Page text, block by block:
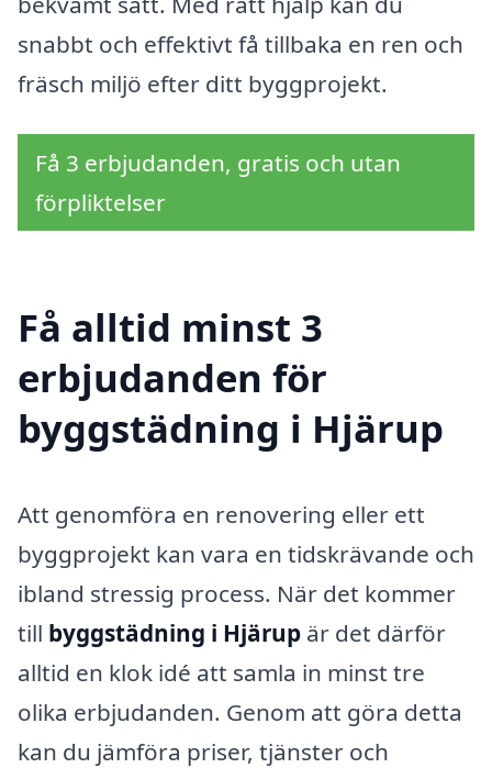
snabbt och effektivt få tillbaka en ren och
fräsch miljö efter ditt byggprojekt.
Få 3 erbjudanden, gratis och utan
förpliktelser
Få alltid minst 3
erbjudanden för
byggstädning i Hjärup
Att genomföra en renovering eller ett
byggprojekt kan vara en tidskrävande och
ibland stressig process. När det kommer
till byggstädning i Hjärup är det därför
alltid en klok idé att samla in minst tre
olika erbjudanden. Genom att göra detta
kan du jämföra priser, tjänster och